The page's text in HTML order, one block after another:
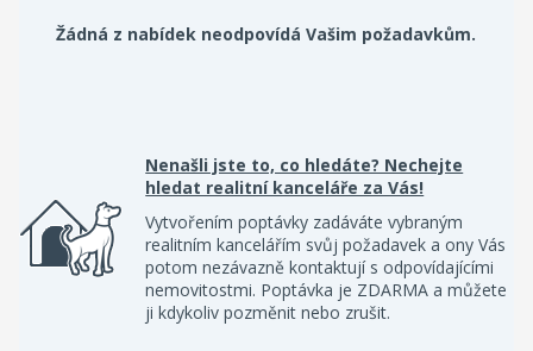
Žádná z nabídek neodpovídá Vašim požadavkům.
Nenašli jste to, co hledáte? Nechejte
hledat realitní kanceláře za Vás!
Vytvořením poptávky zadáváte vybraným
realitním kancelářím svůj požadavek a ony Vás
potom nezávazně kontaktují s odpovídajícími
nemovitostmi. Poptávka je ZDARMA a můžete
ji kdykoliv pozměnit nebo zrušit.